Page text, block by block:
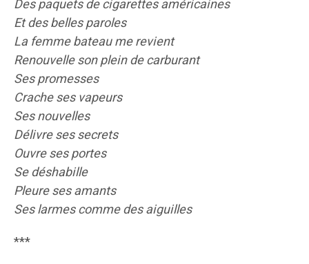
Des paquets de cigarettes américaines
Et des belles paroles
La femme bateau me revient
Renouvelle son plein de carburant
Ses promesses
Crache ses vapeurs
Ses nouvelles
Délivre ses secrets
Ouvre ses portes
Se déshabille
Pleure ses amants
Ses larmes comme des aiguilles
***